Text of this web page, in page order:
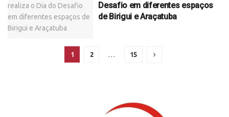
Desafio em diferentes espaços
de Birigui e Araçatuba
1 2 15